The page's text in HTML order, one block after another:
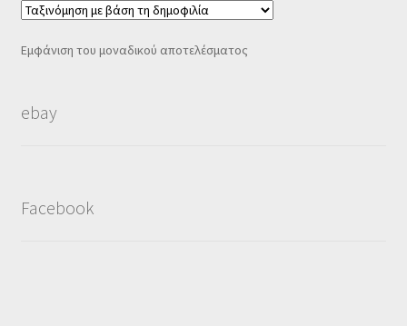
Εμφάνιση του μοναδικού αποτελέσματος
ebay
Facebook